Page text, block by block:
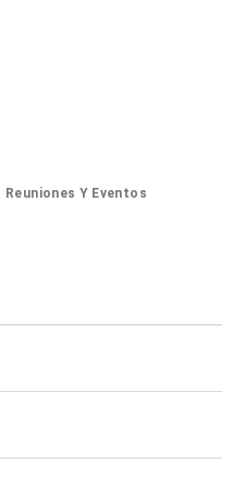
Reuniones Y Eventos